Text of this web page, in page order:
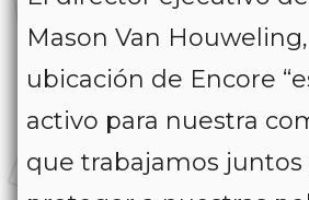
Mason Van
ubicación de Encore
activo para nuestra
que trabajamos juntos